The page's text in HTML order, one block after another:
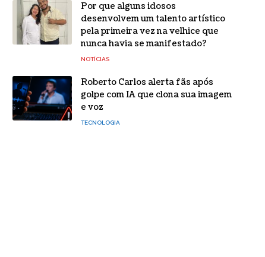
Por que alguns idosos
desenvolvem um talento artístico
pela primeira vez na velhice que
nunca havia se manifestado?
NOTÍCIAS
Roberto Carlos alerta fãs após
golpe com IA que clona sua imagem
e voz
TECNOLOGIA